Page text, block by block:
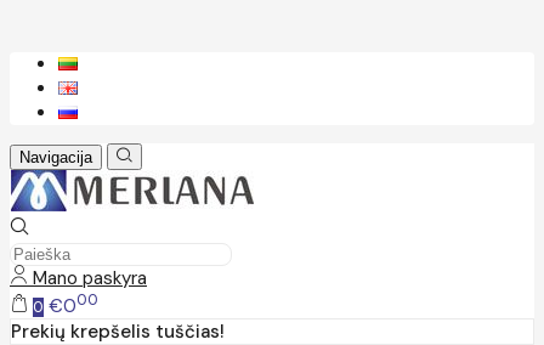
Navigacija
Mano paskyra
0 €000
Prekių krepšelis tuščias!